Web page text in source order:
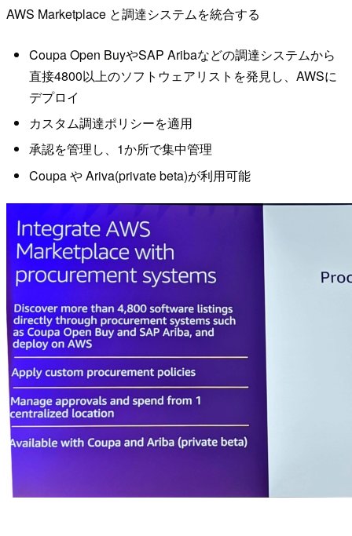
AWS Marketplace と調達システムを統合する
Coupa Open BuyやSAP Aribaなどの調達システムから
直接4800以上のソフトウェアリストを発見し、AWSに
デプロイ
カスタム調達ポリシーを適用
承認を管理し、1か所で集中管理
Coupa や Ariva(private beta)が利用可能